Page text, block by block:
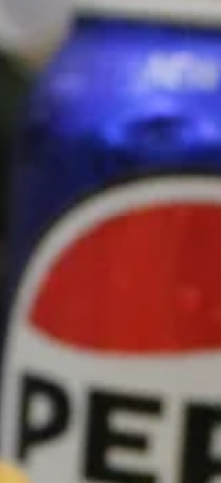
coadjuvante. A produção de cerveja sem
álcool cresceu 536,9% entre 2023 e 2024,
saltando de 118,9 milhões para 757,4 milhões
de litros, segundo o Anuário da Cerveja. O
maior mercado mundial da categoria, atrás
apenas da Alemanha — em 2018, o país
ocupava a sétima posição.